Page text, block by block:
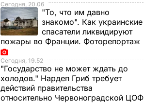
Сегодня, 20.06
"То, что им давно
знакомо". Как украинские
спасатели ликвидируют
пожары во Франции. Фоторепортаж
Сегодня, 19.52
"Государство не может ждать до
холодов." Нардеп Гриб требует
действий правительства
относительно Червоноградской ЦОФ